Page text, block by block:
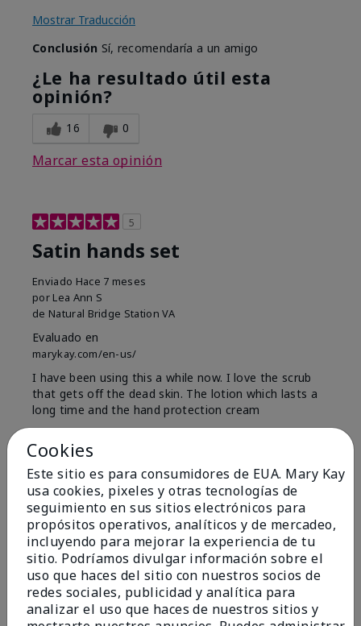
Mostrar Traducción
Conclusión Sí, recomendaría a un amigo
¿Le ha resultado útil esta
opinión?
16 0
Marcar esta opinión
5
Satin hands set
Enviado Hace 7 meses
por Lea Ann S
de Natural Bridge Station VA
Evaluado en
marykay.com/en-us/
I have been using this a while now. I love the scrub
that gets off the dead skin. The lotion which lasts a
long time and the hand protection cream
Conclusión
Sí, recomendaría a un amigo
¿Le ha resultado útil esta
opinión?
15 0
Marcar esta opinión
Cookies
Este sitio es para consumidores de EUA. Mary Kay
usa cookies, pixeles y otras tecnologías de
seguimiento en sus sitios electrónicos para
propósitos operativos, analíticos y de mercadeo,
incluyendo para mejorar la experiencia de tu
sitio. Podríamos divulgar información sobre el
uso que haces del sitio con nuestros socios de
redes sociales, publicidad y analítica para
analizar el uso que haces de nuestros sitios y